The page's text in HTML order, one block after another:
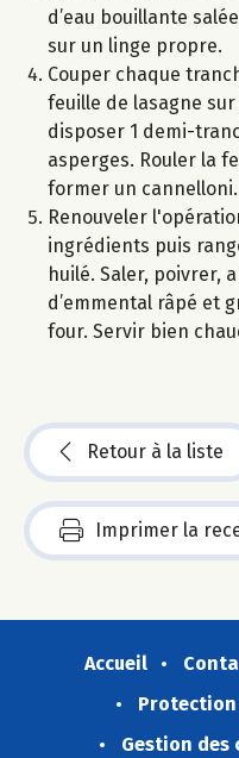
d’eau bouillante
sur un linge propre.
Couper chaque
feuille de lasagne
disposer 1 demi-
asperges. Rouler la
former un cannelloni.
Renouveler
ingrédients puis
huilé. Saler, poivrer,
d’emmental râpé et
four. Servir bien
Retour à la liste
Imprimer la
Accueil
Protection
Gestion des